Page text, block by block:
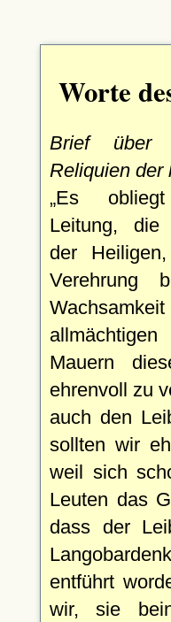
Worte
Brief über
Reliquien der
Es
Leitung, die
der
Verehrung
Mauern
ehrenvoll zu
auch den
sollten wir
weil sich
Leuten das
dass der
entführt
wir, sie